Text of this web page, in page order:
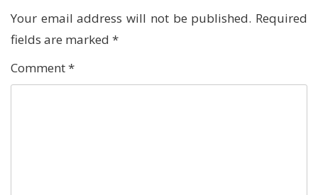
Your email address will not be published. Required
fields are marked *
Comment*